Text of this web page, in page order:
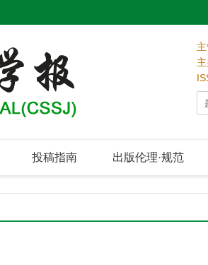
投稿指南 出版伦理·规范